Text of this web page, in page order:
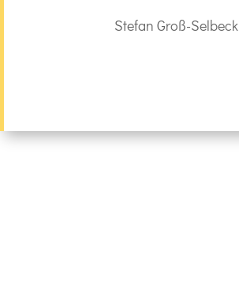
Stefan Groß-Selbeck